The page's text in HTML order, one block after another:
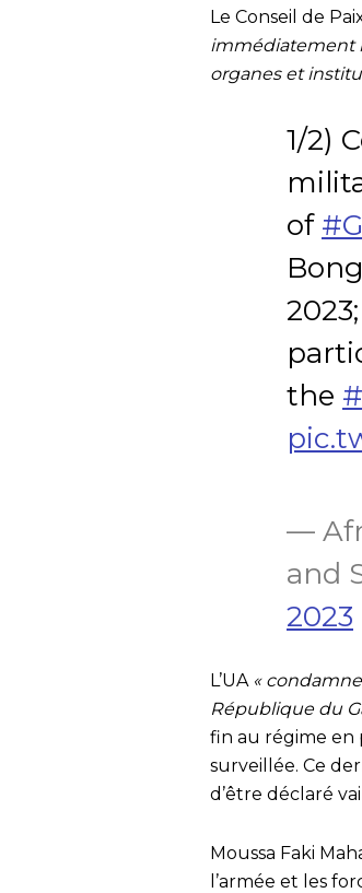
Le Conseil de
immédiatement
organes et
1/2)
of
the
—
and
2023
L’UA«
République du
fin au régime en
surveillée. Ce
d’être déclaré
Moussa Faki
l’armée et les